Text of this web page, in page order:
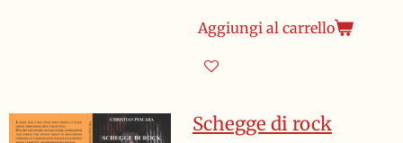
Aggiungi al carrello
Schegge di rock